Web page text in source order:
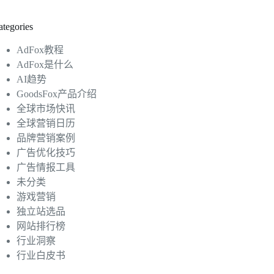
AdFox教程
AdFox是什么
AI趋势
GoodsFox产品介绍
全球市场快讯
全球营销日历
品牌营销案例
广告优化技巧
广告情报工具
未分类
游戏营销
独立站选品
网站排行榜
行业洞察
行业白皮书